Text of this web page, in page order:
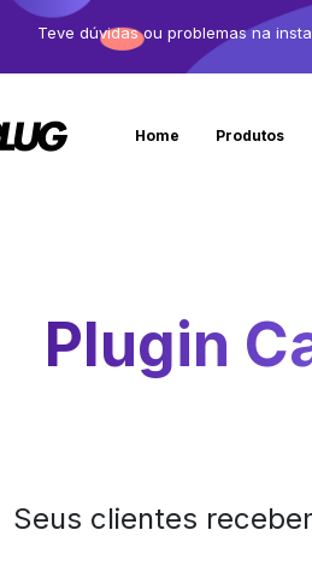
Teve dúvidas ou problemas na
Home Produtos
Plugin
Seus clientes